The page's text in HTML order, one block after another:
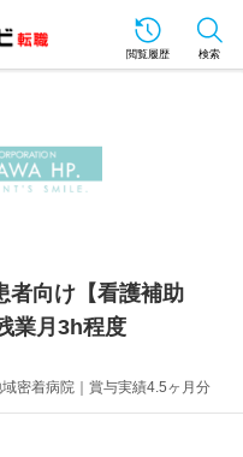
閲覧履歴 検索
者向け【看護補助
業月3h程度
密着病院｜賞与実績4.5ヶ月分